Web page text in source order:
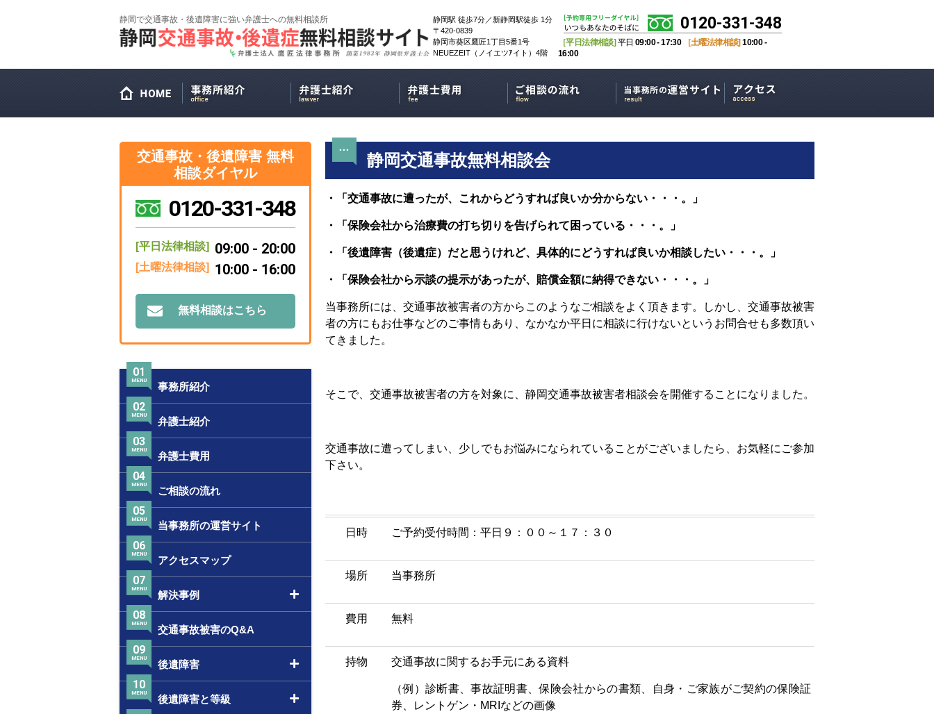
静岡で交通事故・後遺障害に強い弁護士への無料相談所
静岡駅 徒歩7分／新静岡駅徒歩 1分
〒420-0839
静岡市葵区鷹匠1丁目5番1号
NEUEZEIT（ノイエツｱイト）4階
0120-331-348
［平日法律相談] 平日 09:00 - 17:30 ［土曜法律相談] 10:00 -
16:00
静岡交通事故無料相談会
・「交通事故に遭ったが、これからどうすれば良いか分からない・・・。」
・「保険会社から治療費の打ち切りを告げられて困っている・・・。」
・「後遺障害（後遺症）だと思うけれど、具体的にどうすれば良いか相談したい・・・。」
・「保険会社から示談の提示があったが、賠償金額に納得できない・・・。」
当事務所には、交通事故被害者の方からこのようなご相談をよく頂きます。しかし、交通事故被害
者の方にもお仕事などのご事情もあり、なかなか平日に相談に行けないというお問合せも多数頂い
てきました。
そこで、交通事故被害者の方を対象に、静岡交通事故被害者相談会を開催することになりました。
交通事故に遭ってしまい、少しでもお悩みになられていることがございましたら、お気軽にご参加
下さい。
日時 ご予約受付時間：平日９：００～１７：３０
場所 当事務所
費用 無料
持物 交通事故に関するお手元にある資料
（例）診断書、事故証明書、保険会社からの書類、自身・ご家族がご契約の保険証
券、レントゲン・MRIなどの画像
交通事故・後遺障害 無料
相談ダイヤル
0120-331-348
[平日法律相談] 09:00 - 20:00
[土曜法律相談] 10:00 - 16:00
無料相談はこちら
事務所紹介
01
MENU
弁護士紹介
02
MENU
弁護士費用
03
MENU
ご相談の流れ
04
MENU
当事務所の運営サイト
05
MENU
アクセスマップ
06
MENU
解決事例
07
MENU
交通事故被害のQ&A
08
MENU
後遺障害
09
MENU
後遺障害と等級
10
MENU